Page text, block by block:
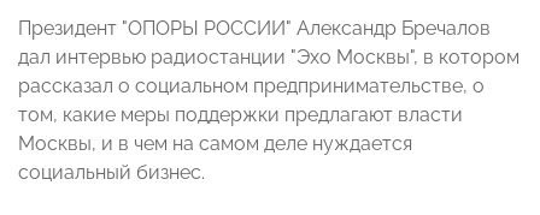
Президент "ОПОРЫ РОССИИ" Александр Бречалов
дал интервью радиостанции "Эхо Москвы", в котором
рассказал о социальном предпринимательстве, о
том, какие меры поддержки предлагают власти
Москвы, и в чем на самом деле нуждается
социальный бизнес.